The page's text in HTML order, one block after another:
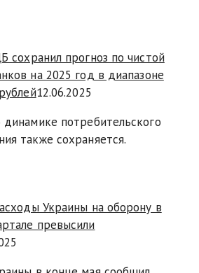
сохранил прогноз по чистой
на 2025 год в диапазоне
12.06.2025
динамике потребительского
также сохраняется.
Украины на оборону в
превысили